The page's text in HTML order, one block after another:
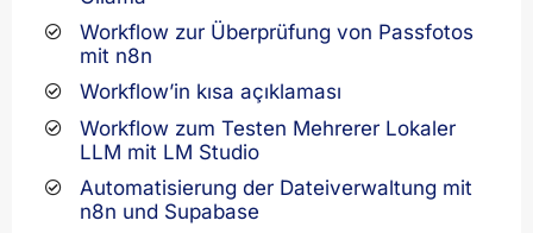
Workflow zur Überprüfung von Passfotos
mit n8n
Workflow’in kısa açıklaması
Workflow zum Testen Mehrerer Lokaler
LLM mit LM Studio
Automatisierung der Dateiverwaltung mit
n8n und Supabase